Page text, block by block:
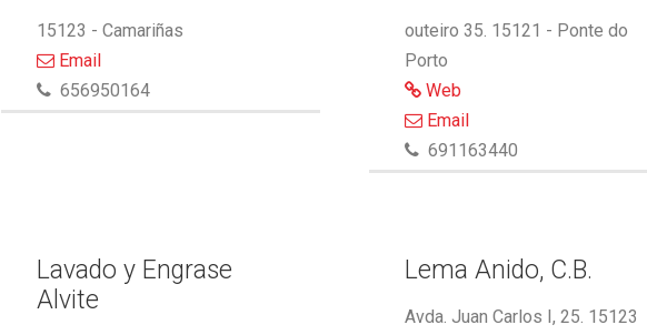
15123 - Camariñas
Email
656950164
outeiro 35. 15121 - Ponte do
Porto
Web
Email
691163440
Lavado y Engrase
Alvite
Lema Anido, C.B.
Avda. Juan Carlos I, 25. 15123